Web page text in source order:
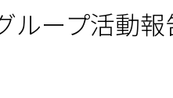
ループ活動報